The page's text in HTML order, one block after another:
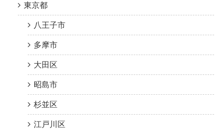
東京都
八王子市
多摩市
大田区
昭島市
杉並区
江戸川区